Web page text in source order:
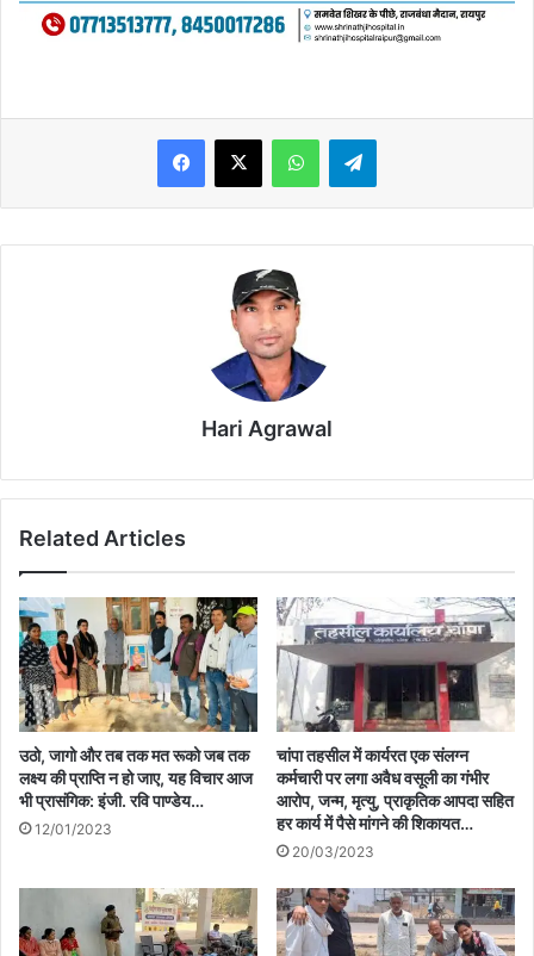
WhatsAppTelegram
Hari Agrawal
Related Articles
उठो, जागो और तब तक मत रूको जब तक
लक्ष्य की प्राप्ति न हो जाए, यह विचार आज
भी प्रासंगिक: इंजी. रवि पाण्डेय…
12/01/2023
चांपा तहसील में कार्यरत एक संलग्न
कर्मचारी पर लगा अवैध वसूली का गंभीर
आरोप, जन्म, मृत्यु, प्राकृतिक आपदा सहित
हर कार्य में पैसे मांगने की शिकायत…
20/03/2023